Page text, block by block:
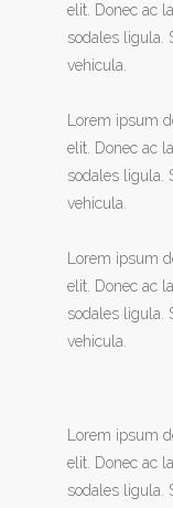
elit. Donec ac
sodales ligula.
vehicula.
Lorem ipsum
elit. Donec ac
sodales ligula.
vehicula.
Lorem ipsum
elit. Donec ac
sodales ligula.
vehicula.
Lorem ipsum
elit. Donec ac
sodales ligula.